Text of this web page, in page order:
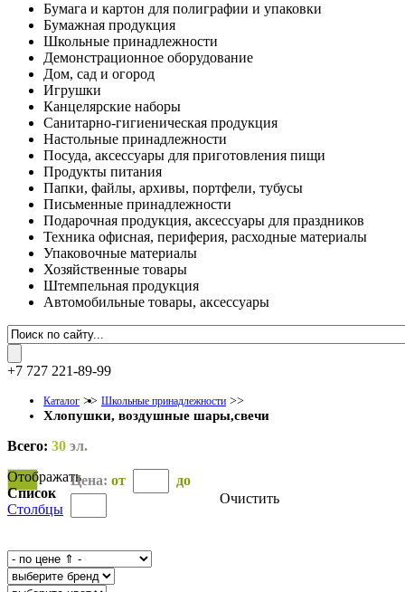
Бумага и картон для полиграфии и упаковки
Бумажная продукция
Школьные принадлежности
Демонстрационное оборудование
Дом, сад и огород
Игрушки
Канцелярские наборы
Санитарно-гигиеническая продукция
Настольные принадлежности
Посуда, аксессуары для приготовления пищи
Продукты питания
Папки, файлы, архивы, портфели, тубусы
Письменные принадлежности
Подарочная продукция, аксессуары для праздников
Техника офисная, периферия, расходные материалы
Упаковочные материалы
Хозяйственные товары
Штемпельная продукция
Автомобильные товары, аксессуары
+7 727 221-89-99
Каталог >> Школьные принадлежности >>
Хлопушки, воздушные шары,свечи
Всего: 30 эл.
Отображать
Список
Столбцы
Цена: от до
Очистить